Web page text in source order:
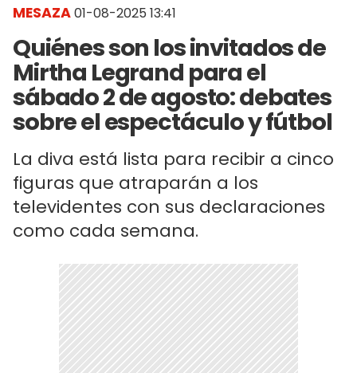
MESAZA01-08-2025 13:41
Quiénes son los invitados de
Mirtha Legrand para el
sábado 2 de agosto: debates
sobre el espectáculo y fútbol
La diva está lista para recibir a cinco
figuras que atraparán a los
televidentes con sus declaraciones
como cada semana.